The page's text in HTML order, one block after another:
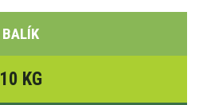
BALÍK
10 KG